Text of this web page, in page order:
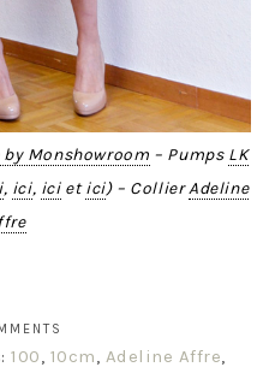
by Monshowroom – Pumps LK
, ici, icietici) – CollierAdeline
100, 10cm, Adeline Affre,